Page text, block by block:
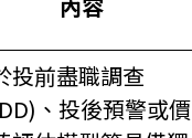
投前盡職調查
、投後預警或價